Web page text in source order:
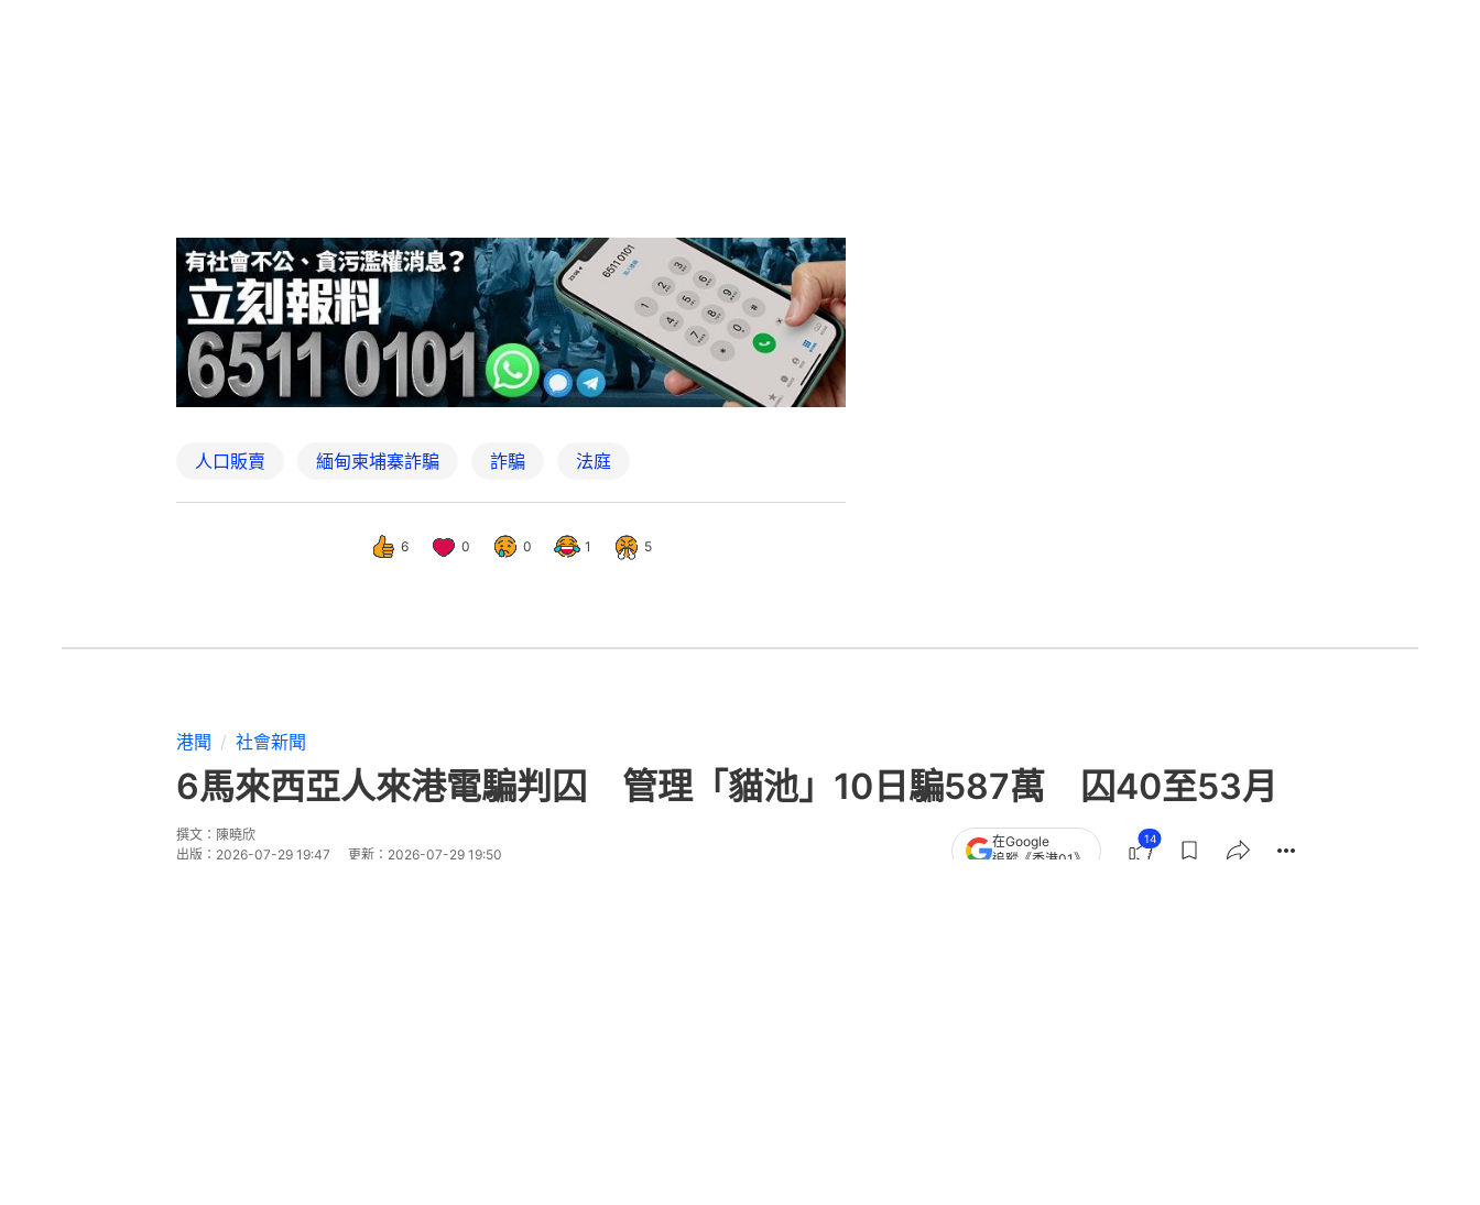
人口販賣 緬甸柬埔寨詐騙 詐騙 法庭
6 0 0 1 5
港聞 社會新聞
6馬來西亞人來港電騙判囚 管理「貓池」10日騙587萬 囚40至53月
撰文： 陳曉欣
出版： 2026-07-29 19:47 更新： 2026-07-29 19:50
在Google
追蹤《香港01》
14